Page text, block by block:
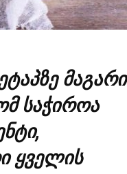
მაგარი
საჭიროა
ყველის